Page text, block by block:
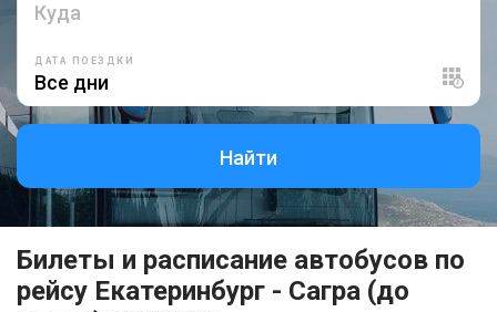
Куда
ДАТА ПОЕЗДКИ
Найти
Билеты и расписание автобусов по
рейсу Екатеринбург - Сагра (до